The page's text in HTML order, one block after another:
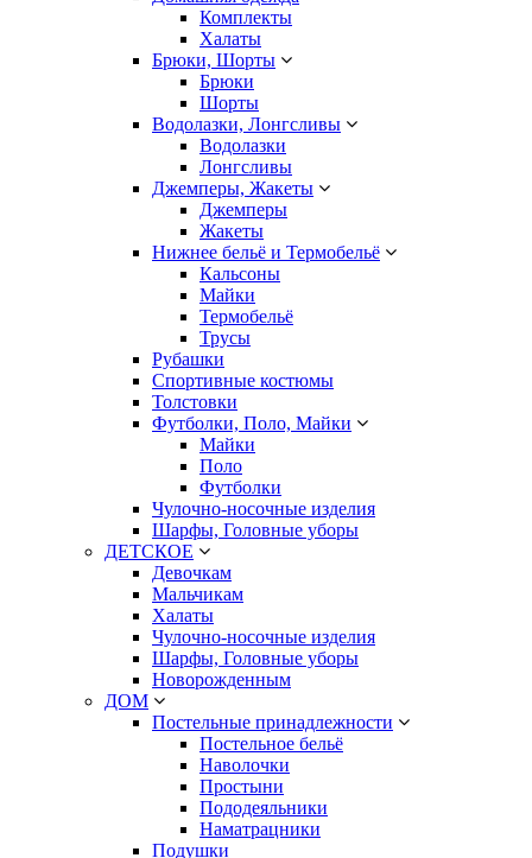
Комплекты
Халаты
Брюки, Шорты
Брюки
Шорты
Водолазки, Лонгсливы
Водолазки
Лонгсливы
Джемперы, Жакеты
Джемперы
Жакеты
Нижнее бельё и Термобельё
Кальсоны
Майки
Термобельё
Трусы
Рубашки
Спортивные костюмы
Толстовки
Футболки, Поло, Майки
Майки
Поло
Футболки
Чулочно-носочные изделия
Шарфы, Головные уборы
ДЕТСКОЕ
Девочкам
Мальчикам
Халаты
Чулочно-носочные изделия
Шарфы, Головные уборы
Новорожденным
ДОМ
Постельные принадлежности
Постельное бельё
Наволочки
Простыни
Пододеяльники
Наматрацники
Подушки